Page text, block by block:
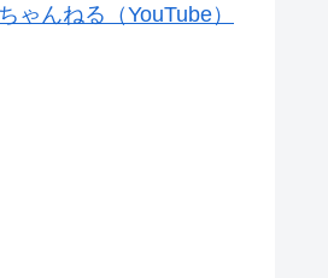
ゃんねる（YouTube）